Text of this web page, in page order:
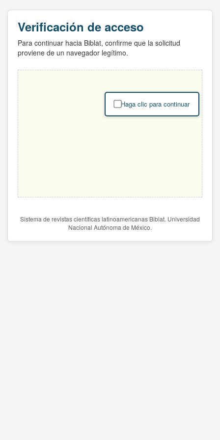
Verificación de acceso
Para continuar hacia Biblat, confirme que la solicitud
proviene de un navegador legítimo.
Haga clic para continuar
Sistema de revistas científicas latinoamericanas Biblat. Universidad
Nacional Autónoma de México.